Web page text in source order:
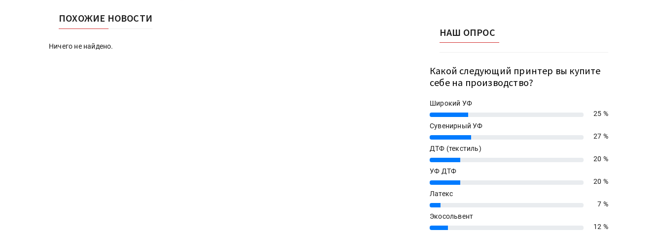
ПОХОЖИЕ НОВОСТИ
Ничего не найдено.
НАШ ОПРОС
Какой следующий принтер вы купите
себе на производство?
Широкий УФ
25%
25 %
Сувенирный УФ
27%
27 %
ДТФ (текстиль)
20%
20 %
УФ ДТФ
20%
20 %
Латекс
7%
7 %
Экосольвент
12%
12 %